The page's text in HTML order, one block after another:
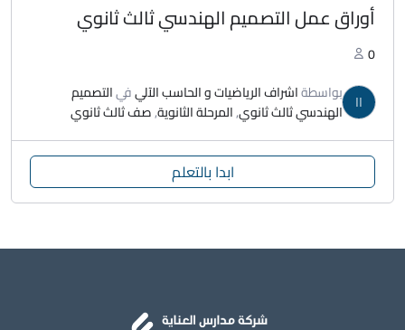
أوراق عمل التصميم الهندسي ثالث ثانوي
0
اا بواسطةاشراف الرياضيات و الحاسب الآليفيالتصميم
الهندسي ثالث ثانوي,المرحلة الثانوية,صف ثالث ثانوي
ابدا بالتعلم